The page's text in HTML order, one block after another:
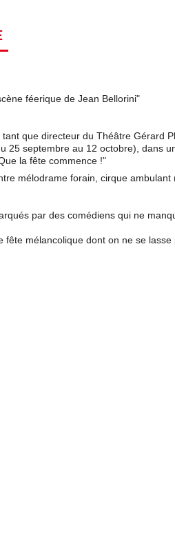
féerique de Jean Bellorini"
que directeur du Théâtre Gérard
25 septembre au 12 octobre), dans
la fête commence !"
mélodrame forain, cirque
par des comédiens qui ne
fête mélancolique dont on ne se lasse